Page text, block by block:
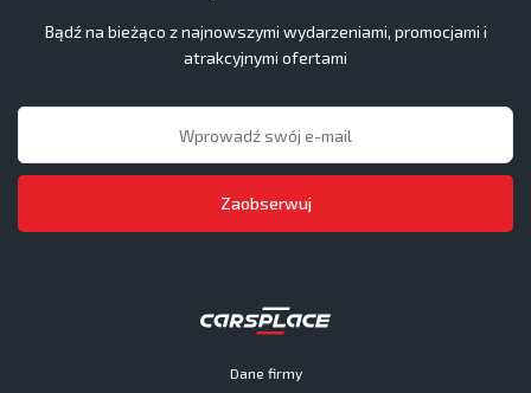
Dane firmy
Bądź na bieżąco z najnowszymi wydarzeniami, promocjami i
atrakcyjnymi ofertami
Zaobserwuj